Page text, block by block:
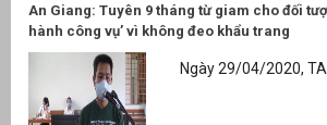
An Giang: Tuyên 9 tháng từ giam cho đối
hành công vụ’ vì không đeo khẩu trang
Ngày 29/04/2020,